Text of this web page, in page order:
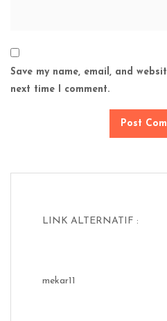
Save my name, email, and
next time I comment.
LINK ALTERNATIF :
mekar11